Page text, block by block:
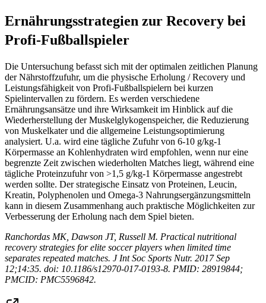
Ernährungsstrategien zur Recovery bei
Profi-Fußballspieler
Die Untersuchung befasst sich mit der optimalen zeitlichen Planung
der Nährstoffzufuhr, um die physische Erholung / Recovery und
Leistungsfähigkeit von Profi-Fußballspielern bei kurzen
Spielintervallen zu fördern. Es werden verschiedene
Ernährungsansätze und ihre Wirksamkeit im Hinblick auf die
Wiederherstellung der Muskelglykogenspeicher, die Reduzierung
von Muskelkater und die allgemeine Leistungsoptimierung
analysiert. U.a. wird eine tägliche Zufuhr von 6-10 g/kg-1
Körpermasse an Kohlenhydraten wird empfohlen, wenn nur eine
begrenzte Zeit zwischen wiederholten Matches liegt, während eine
tägliche Proteinzufuhr von >1,5 g/kg-1 Körpermasse angestrebt
werden sollte. Der strategische Einsatz von Proteinen, Leucin,
Kreatin, Polyphenolen und Omega-3 Nahrungsergänzungsmitteln
kann in diesem Zusammenhang auch praktische Möglichkeiten zur
Verbesserung der Erholung nach dem Spiel bieten.
Ranchordas MK, Dawson JT, Russell M. Practical nutritional
recovery strategies for elite soccer players when limited time
separates repeated matches. J Int Soc Sports Nutr. 2017 Sep
12;14:35. doi: 10.1186/s12970-017-0193-8. PMID: 28919844;
PMCID: PMC5596842.